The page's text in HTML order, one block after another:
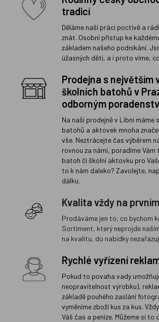
tradicí
Děláme naši práci poctivě a
znát. Osobní přístup ke
základem našeho podnikání.
úžasných dětí, a i proto víme,
Prodejna s největším
školních batohů v
odborným
Na naší prodejně v Libni máme
batohů a aktovek mnoha
vše. Neztrácejte čas výběrem
rovnou za námi, poradíme Vám
batoh či školní aktovku pro
to k nám daleko? Zavolejte,
dálku.
Kvalita vždy na
Prodáváme jen to, co bychom
Sortiment, který neprojde
na kvalitu, do nabídky
Rychlé vyřízení
Pokud to povaha vady
neopravitelnost výrobku),
základě pouhého zaslání
vyměníme zboží kus za kus.
Váš čas a peníze. Můžeme si